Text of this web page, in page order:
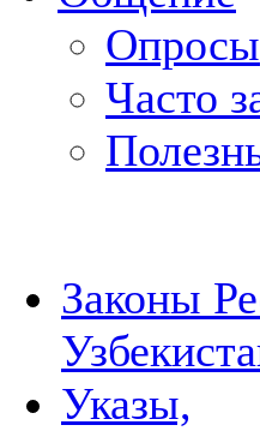
Опросы
Часто
Законы
Указы,